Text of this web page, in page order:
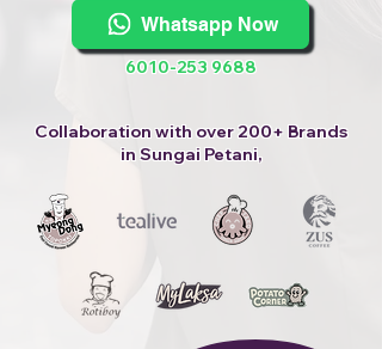
Whatsapp Now
6010-253 9688
Collaboration with over 200+ Brands
in Sungai Petani,